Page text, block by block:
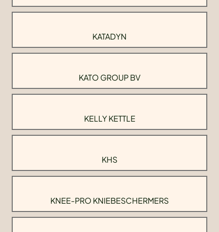
KATADYN
KATO GROUP BV
KELLY KETTLE
KHS
KNEE-PRO KNIEBESCHERMERS